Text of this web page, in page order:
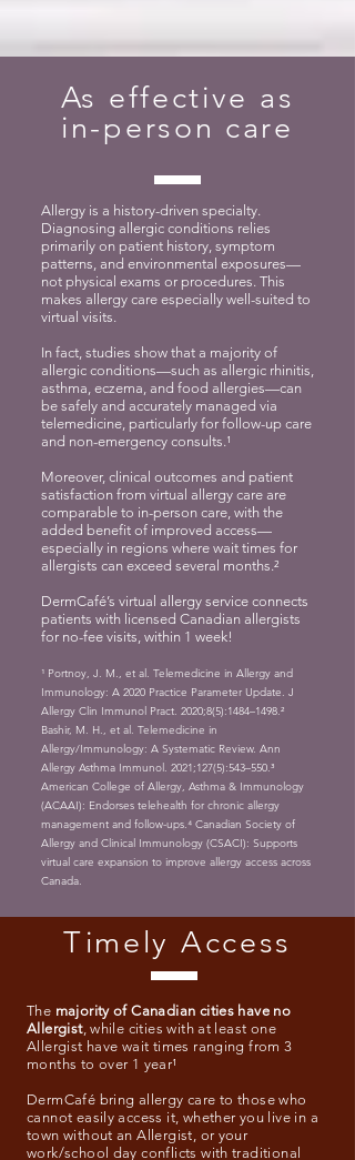
As effective as
in-person care
Allergy is a history-driven specialty.
Diagnosing allergic conditions relies
primarily on patient history, symptom
patterns, and environmental exposures—
not physical exams or procedures. This
makes allergy care especially well-suited to
virtual visits.
In fact, studies show that a majority of
allergic conditions—such as allergic rhinitis,
asthma, eczema, and food allergies—can
be safely and accurately managed via
telemedicine, particularly for follow-up care
and non-emergency consults.¹
Moreover, clinical outcomes and patient
satisfaction from virtual allergy care are
comparable to in-person care, with the
added benefit of improved access—
especially in regions where wait times for
allergists can exceed several months.²
DermCafé’s virtual allergy service connects
patients with licensed Canadian allergists
for no-fee visits, within 1 week!
¹ Portnoy, J. M., et al. Telemedicine in Allergy and
Immunology: A 2020 Practice Parameter Update. J
Allergy Clin Immunol Pract. 2020;8(5):1484–1498.²
Bashir, M. H., et al. Telemedicine in
Allergy/Immunology: A Systematic Review. Ann
Allergy Asthma Immunol. 2021;127(5):543–550.³
American College of Allergy, Asthma & Immunology
(ACAAI): Endorses telehealth for chronic allergy
management and follow-ups.⁴ Canadian Society of
Allergy and Clinical Immunology (CSACI): Supports
virtual care expansion to improve allergy access across
Canada.
Timely Access
The majority of Canadian cities have no
Allergist, while cities with at least one
Allergist have wait times ranging from 3
months to over 1 year¹
DermCafé bring allergy care to those who
cannot easily access it, whether you live in a
town without an Allergist, or your
work/school day conflicts with traditional